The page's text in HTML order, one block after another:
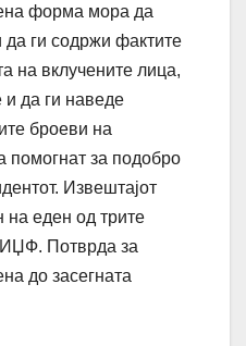
форма мора да
да ги содржи фактите
на вклучените лица,
и да ги наведе
броеви на
помогнат за подобро
Извештајот
еден од трите
ИЏФ. Потврда за
до засегната